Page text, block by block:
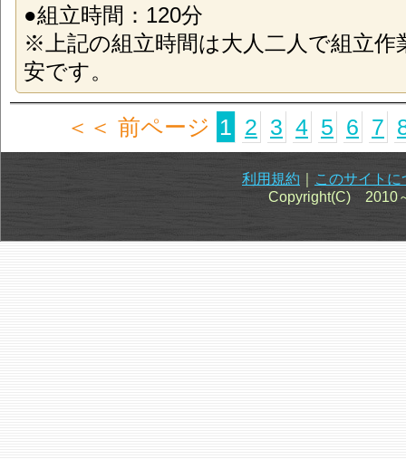
●組立時間：120分
※上記の組立時間は大人二人で組立作
安です。
＜＜ 前ページ 1 2 3 4 5 6 7
利用規約
このサイトに
Copyright(C) 2010